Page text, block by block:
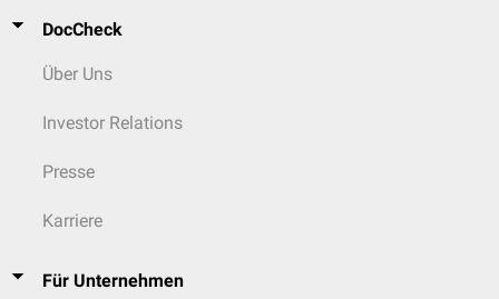
DocCheck
Über Uns
Investor Relations
Presse
Karriere
Für Unternehmen